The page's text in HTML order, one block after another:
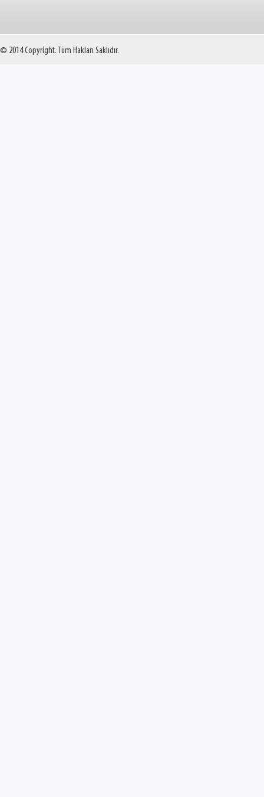
© 2014 Copyright. Tüm Hakları Saklıdır.